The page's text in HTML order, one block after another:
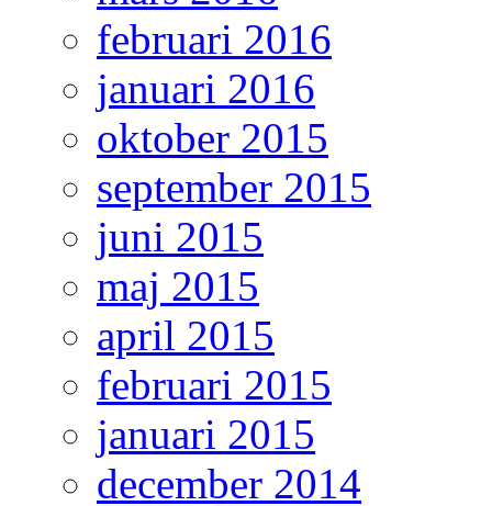
februari 2016
januari 2016
oktober 2015
september 2015
juni 2015
maj 2015
april 2015
februari 2015
januari 2015
december 2014